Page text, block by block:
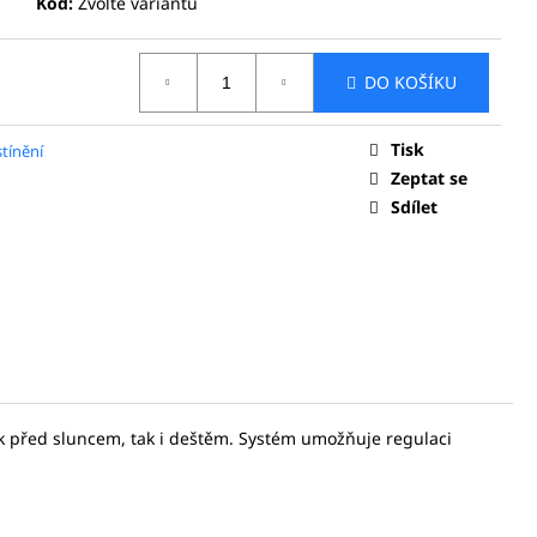
DO KOŠÍKU
Tisk
Zeptat se
Sdílet
sluncem, tak i deštěm. Systém umožňuje regulaci
MONTÁŽ NA